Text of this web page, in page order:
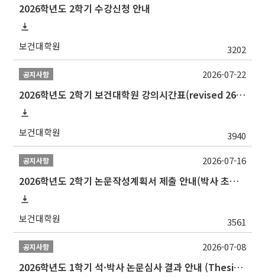
2026학년도 2학기 수강신청 안내
보건대학원 3202
공지사항
2026학년도 2학기 보건대학원 강의시간표(revised 260803)(2026 2nd SEMESTER SNU GSPH TIMETABLE)
보건대학원 3940
2026-07-22
공지사항
2026학년도 2학기 논문작성계획서 제출 안내(박사 초심 일정 포함)_Thesis Proposal
보건대학원 3561
2026-07-16
공지사항
2026학년도 1학기 석·박사 논문심사 결과 안내 (Thesis Defense Result)
2026-07-08